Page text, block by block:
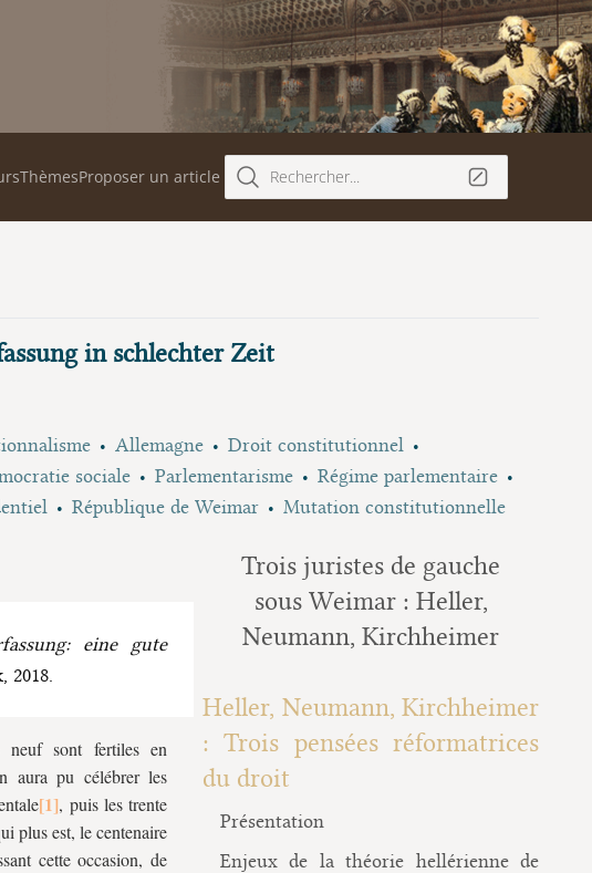
ThèmesProposer un article Rechercher...
in schlechter Zeit
Allemagne
Droit constitutionnel
sociale Parlementarisme
Régime parlementaire
République de Weimar Mutation constitutionnelle
eine gute
2018.
sont fertiles en
aura pu célébrer les
, puis les trente
plus est, le centenaire
cette occasion, de
Trois juristes de gauche
sous Weimar : Heller,
Neumann, Kirchheimer
Heller, Neumann, Kirchheimer
: Trois pensées réformatrices
du droit
Présentation
Enjeux de la théorie hellérienne de